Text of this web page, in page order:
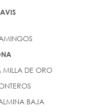
MILLA DE ORO
BAJA